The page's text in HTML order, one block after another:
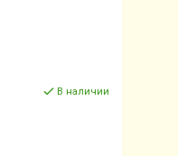
В наличии